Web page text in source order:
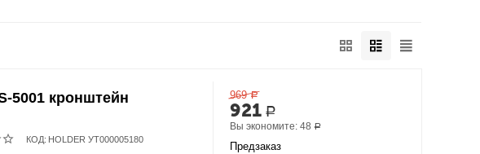
5001 кронштейн
КОД: HOLDER УТ000005180
969 Р
921 Р
Вы экономите:48 Р
Предзаказ